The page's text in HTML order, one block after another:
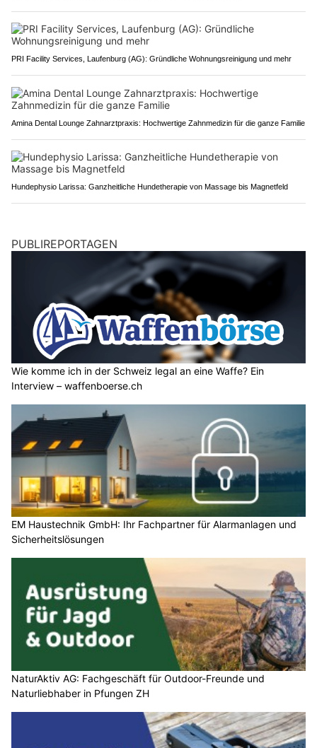
PRI Facility Services, Laufenburg (AG): Gründliche Wohnungsreinigung und mehr
Amina Dental Lounge Zahnarztpraxis: Hochwertige Zahnmedizin für die ganze Familie
Hundephysio Larissa: Ganzheitliche Hundetherapie von Massage bis Magnetfeld
PUBLIREPORTAGEN
Wie komme ich in der Schweiz legal an eine Waffe? Ein
Interview – waffenboerse.ch
EM Haustechnik GmbH: Ihr Fachpartner für Alarmanlagen und
Sicherheitslösungen
NaturAktiv AG: Fachgeschäft für Outdoor-Freunde und
Naturliebhaber in Pfungen ZH